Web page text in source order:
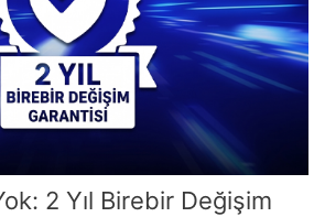
2 Yıl Birebir Değişim